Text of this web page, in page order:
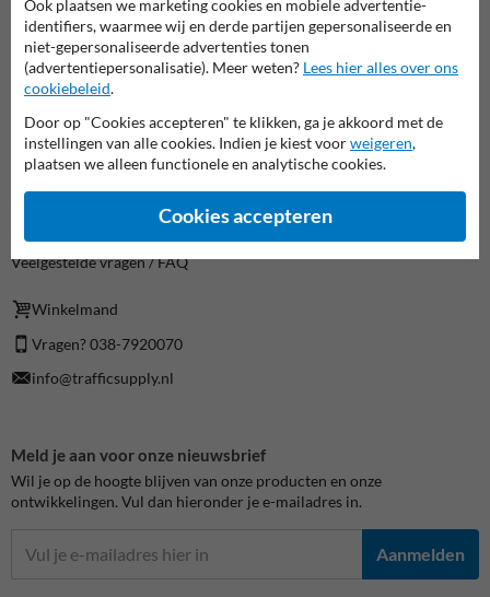
Product(en) retourneren
Cookie / Privacy
Disclaimer
Sitemap
Over TrafficSupply
Over ons
Levertijden
Veelgestelde vragen / FAQ
Winkelmand
Vragen? 038-7920070
info@trafficsupply.nl
Meld je aan voor onze nieuwsbrief
Wil je op de hoogte blijven van onze producten en onze
ontwikkelingen. Vul dan hieronder je e-mailadres in.
Aanmelden
Ook plaatsen we marketing cookies en mobiele advertentie-
identifiers, waarmee wij en derde partijen gepersonaliseerde en
niet-gepersonaliseerde advertenties tonen
(advertentiepersonalisatie). Meer weten? Lees hier alles over ons
cookiebeleid.
Door op "Cookies accepteren" te klikken, ga je akkoord met de
instellingen van alle cookies. Indien je kiest voorweigeren,
plaatsen we alleen functionele en analytische cookies.
Cookies accepteren